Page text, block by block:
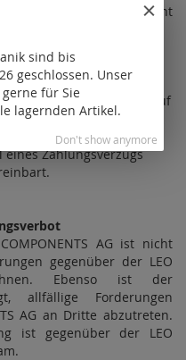
ein Nutzungsrecht
liefert bei Stammkunden auf
Rechnungen sind promt
Ware fällig und ohne
eines Zahlungsverzugs
AG ist nicht
gegenüber der LEO
Ebenso ist der
allfällige Forderungen
AG an Dritte abzutreten.
ist gegenüber der LEO
sind bis
geschlossen. Unser
für Sie
lagernden Artikel.
Don't show anymore